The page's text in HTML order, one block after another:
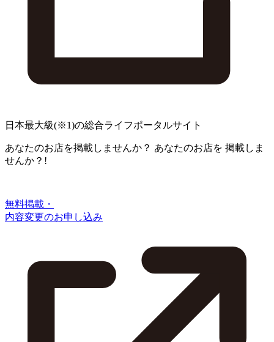
日本最大級(※1)の総合ライフポータルサイト
あなたのお店を掲載しませんか？ あなたのお店を 掲載しま
せんか？!
無料掲載・
内容変更のお申し込み